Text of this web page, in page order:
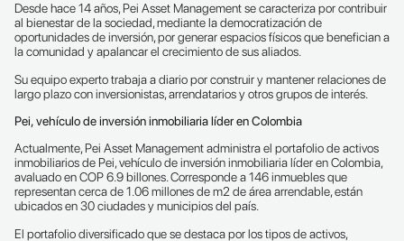
Desde hace 14 años, Pei Asset Management se caracteriza por contribuir
al bienestar de la sociedad, mediante la democratización de
oportunidades de inversión, por generar espacios físicos que benefician a
la comunidad y apalancar el crecimiento de sus aliados.
Su equipo experto trabaja a diario por construir y mantener relaciones de
largo plazo con inversionistas, arrendatarios y otros grupos de interés.
Pei, vehículo de inversión inmobiliaria líder en Colombia
Actualmente, Pei Asset Management administra el portafolio de activos
inmobiliarios de Pei, vehículo de inversión inmobiliaria líder en Colombia,
avaluado en COP 6.9 billones. Corresponde a 146 inmuebles que
representan cerca de 1.06 millones de m2 de área arrendable, están
ubicados en 30 ciudades y municipios del país.
El portafolio diversificado que se destaca por los tipos de activos,